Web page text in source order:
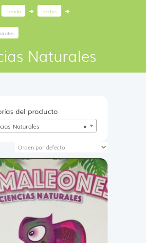
Tienda Textos
Naturales
del producto
×
Naturales